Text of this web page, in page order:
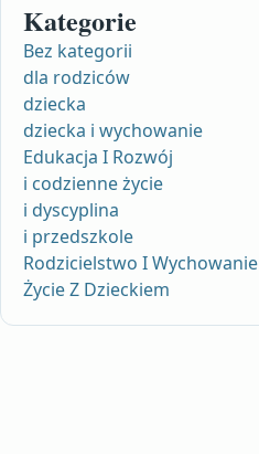
Kategorie
Bez kategorii
dla rodziców
dziecka
dziecka i wychowanie
Edukacja I Rozwój
i codzienne życie
i dyscyplina
i przedszkole
Rodzicielstwo I Wychowanie
Życie Z Dzieckiem